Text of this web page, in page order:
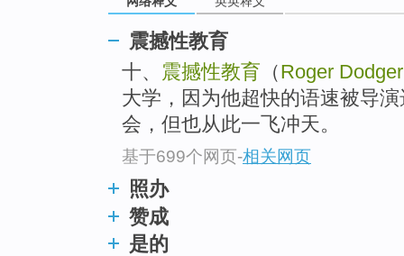
震撼性教育
十、 震撼性教育 （Roger Dodger
大学，因为他超快的语速被导
会，但也从此一飞冲天。
基于699个网页-相关网页
照办
赞成
是的